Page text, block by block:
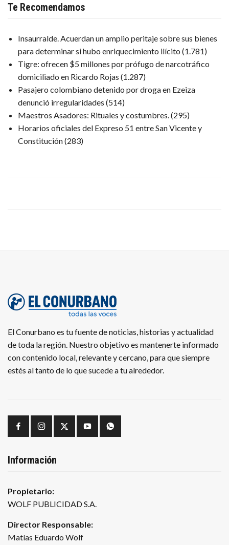
Te Recomendamos
Insaurralde. Acuerdan un amplio peritaje sobre sus bienes
para determinar si hubo enriquecimiento ilícito (1.781)
Tigre: ofrecen $5 millones por prófugo de narcotráfico
domiciliado en Ricardo Rojas (1.287)
Pasajero colombiano detenido por droga en Ezeiza
denunció irregularidades (514)
Maestros Asadores: Rituales y costumbres.(295)
Horarios oficiales del Expreso 51 entre San Vicente y
Constitución(283)
El Conurbano es tu fuente de noticias, historias y actualidad
de toda la región. Nuestro objetivo es mantenerte informado
con contenido local, relevante y cercano, para que siempre
estés al tanto de lo que sucede a tu alrededor.
Información
Propietario:
WOLF PUBLICIDAD S.A.
Director Responsable:
Matías Eduardo Wolf